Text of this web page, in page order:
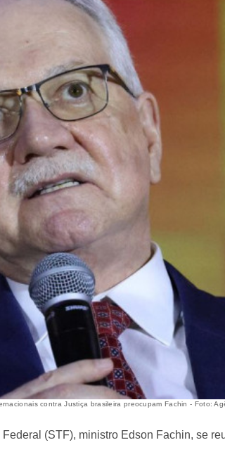
contra Justiça brasileira preocupam Fachin - Foto:
(STF), ministro Edson Fachin, se